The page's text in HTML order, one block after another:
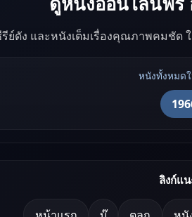
ย์ดัง และหนังเต็มเรื่องคุณภาพคมชัด
หนังทั้งหมด
ลิงก์แ